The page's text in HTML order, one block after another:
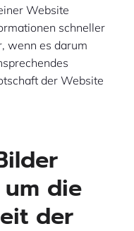
Website
schneller
wenn es darum
der Website
die
der